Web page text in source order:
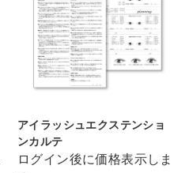
アイラッシュエクステンショ
ンカルテ
ログイン後に価格表示しま